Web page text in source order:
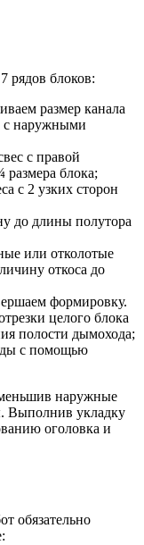
рядов блоков:
размер канала
с наружными
с правой
блока;
с 2 узких сторон
до длины полутора
или отколотые
откоса до
формировку.
целого блока
полости дымохода;
с помощью
наружные
Выполнив укладку
оголовка и
обязательно